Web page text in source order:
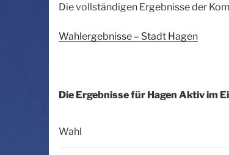
Die vollständigen Ergebnisse der
Wahlergebnisse – Stadt Hagen
Die Ergebnisse für Hagen Aktiv im
Wahl